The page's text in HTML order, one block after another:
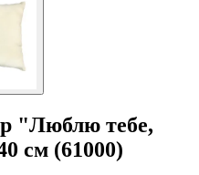
"Люблю тебе,
см (61000)